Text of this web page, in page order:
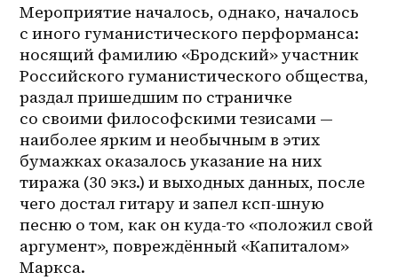
Мероприятие началось, однако, началось
с иного гуманистического перформанса:
носящий фамилию «Бродский» участник
Российского гуманистического общества,
раздал пришедшим по страничке
со своими философскими тезисами —
наиболее ярким и необычным в этих
бумажках оказалось указание на них
тиража (30 экз.) и выходных данных, после
чего достал гитару и запел ксп-шную
песню о том, как он куда-то «положил свой
аргумент», повреждённый «Капиталом»
Маркса.